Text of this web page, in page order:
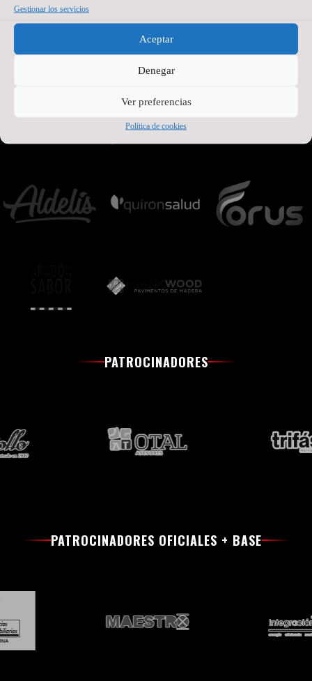
Gestionar los servicios
Aceptar
Denegar
Ver preferencias
Política de cookies
PATROCINADORES
PATROCINADORES OFICIALES + BASE